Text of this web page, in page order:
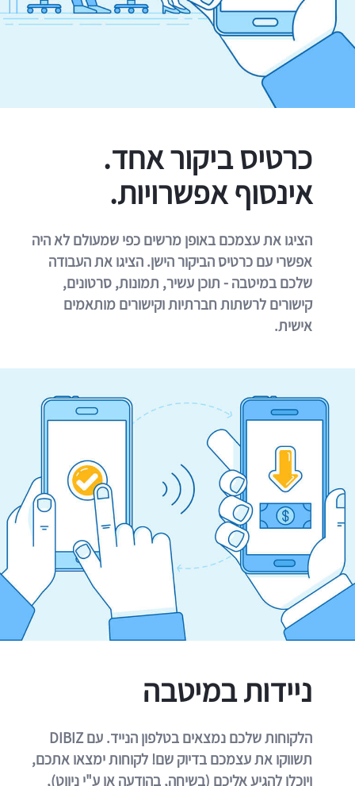
כרטיס ביקור אחד.
אינסוף אפשרויות.
הציגו את עצמכם באופן מרשים כפי שמעולם לא היה
אפשרי עם כרטיס הביקור הישן. הציגו את העבודה
שלכם במיטבה - תוכן עשיר, תמונות, סרטונים,
קישורים לרשתות חברתיות וקישורים מותאמים
אישית.
ניידות במיטבה
הלקוחות שלכם נמצאים בטלפון הנייד. עם DIBIZ
תשווקו את עצמכם בדיוק שם! לקוחות ימצאו אתכם,
ויוכלו להגיע אליכם (בשיחה, בהודעה או ע"י ניווט),